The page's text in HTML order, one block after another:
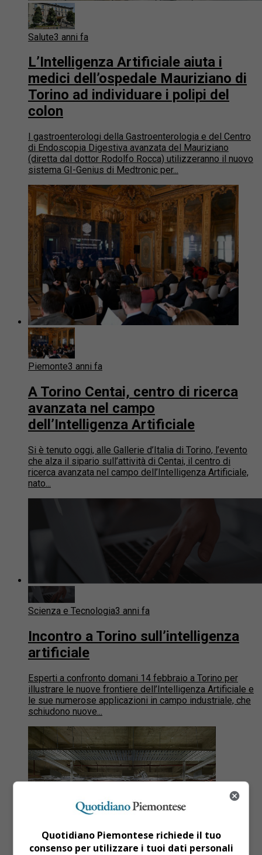
Salute3 anni fa
L’Intelligenza Artificiale aiuta i
medici dell’ospedale Mauriziano di
Torino ad individuare i polipi del
colon
I gastroenterologi della Gastroenterologia e del Centro
di Endoscopia Digestiva avanzata del Mauriziano
(diretta dal dottor Rodolfo Rocca) utilizzeranno il nuovo
sistema GI-Genius di Medtronic per...
Piemonte3 anni fa
A Torino Centai, centro di ricerca
avanzata nel campo
dell’Intelligenza Artificiale
Si è tenuto oggi, alle Gallerie d’Italia di Torino, l’evento
che alza il sipario sull’attività di Centai, il centro di
ricerca avanzata nel campo dell’Intelligenza Artificiale,
nato...
Scienza e Tecnologia3 anni fa
Incontro a Torino sull’intelligenza
artificiale
Esperti a confronto domani 14 febbraio a Torino per
illustrare le nuove frontiere dell’Intelligenza Artificiale e
le sue numerose applicazioni in campo industriale, che
schiudono nuove...
Quotidiano Piemontese richiede il tuo
consenso per utilizzare i tuoi dati personali